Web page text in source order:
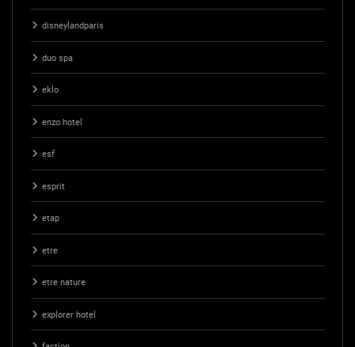
disneylandparis
duo spa
eklo
enzo hotel
esf
esprit
etap
etre
etre nature
explorer hotel